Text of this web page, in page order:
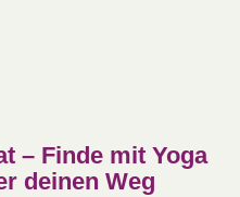
– Finde mit Yoga
deinen Weg